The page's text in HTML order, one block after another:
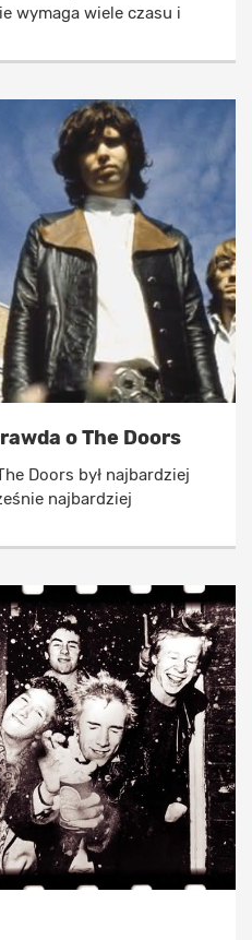
wymaga wiele czasu i
o The Doors
Doors był najbardziej
najbardziej